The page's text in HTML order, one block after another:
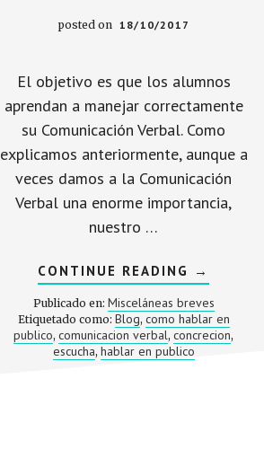
posted on 18/10/2017
El objetivo es que los alumnos
aprendan a manejar correctamente
su Comunicación Verbal. Como
explicamos anteriormente, aunque a
veces damos a la Comunicación
Verbal una enorme importancia,
nuestro …
CONTINUE READING ACERCA
DE
VERBAL:
CÓMO
HABLAR
EN
PÚBLICO.
→
Publicado en: Misceláneas breves
Etiquetado como: Blog, como hablar en
publico,comunicacion verbal,concrecion,
escucha, hablar en publico